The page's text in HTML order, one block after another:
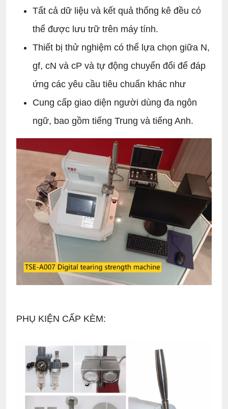
Tất cả dữ liệu và kết quả thống kê đều có
thể được lưu trữ trên máy tính.
Thiết bị thử nghiệm có thể lựa chọn giữa N,
gf, cN và cP và tự động chuyển đổi để đáp
ứng các yêu cầu tiêu chuẩn khác như
Cung cấp giao diện người dùng đa ngôn
ngữ, bao gồm tiếng Trung và tiếng Anh.
PHỤ KIỆN CẤP KÈM: